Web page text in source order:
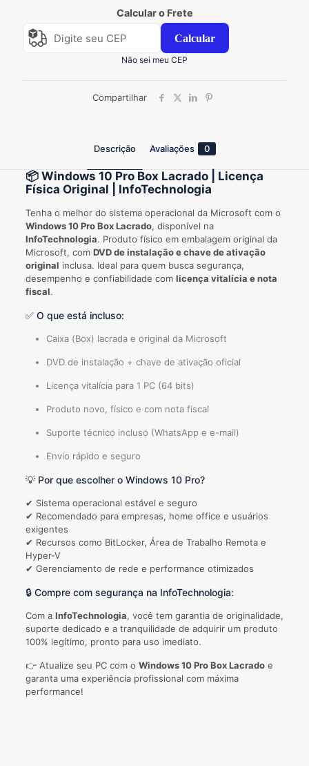
Calcular o Frete
Calcular
Não sei meu CEP
Compartilhar
Descrição Avaliações 0
📦 Windows 10 Pro Box Lacrado | Licença
Física Original | InfoTechnologia
Tenha o melhor do sistema operacional da Microsoft com o
Windows 10 Pro Box Lacrado, disponível na
InfoTechnologia. Produto físico em embalagem original da
Microsoft, com DVD de instalação e chave de ativação
original inclusa. Ideal para quem busca segurança,
desempenho e confiabilidade com licença vitalícia e nota
fiscal.
✅ O que está incluso:
Caixa (Box) lacrada e original da Microsoft
DVD de instalação + chave de ativação oficial
Licença vitalícia para 1 PC (64 bits)
Produto novo, físico e com nota fiscal
Suporte técnico incluso (WhatsApp e e-mail)
Envio rápido e seguro
💡 Por que escolher o Windows 10 Pro?
✔ Sistema operacional estável e seguro
✔ Recomendado para empresas, home office e usuários
exigentes
✔ Recursos como BitLocker, Área de Trabalho Remota e
Hyper-V
✔ Gerenciamento de rede e performance otimizados
🔒 Compre com segurança na InfoTechnologia:
Com a InfoTechnologia, você tem garantia de originalidade,
suporte dedicado e a tranquilidade de adquirir um produto
100% legítimo, pronto para uso imediato.
👉 Atualize seu PC com o Windows 10 Pro Box Lacradoe
garanta uma experiência profissional com máxima
performance!